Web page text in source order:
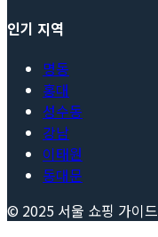
인기 지역
명동
홍대
성수동
강남
이태원
동대문
© 2025 서울 쇼핑 가이드